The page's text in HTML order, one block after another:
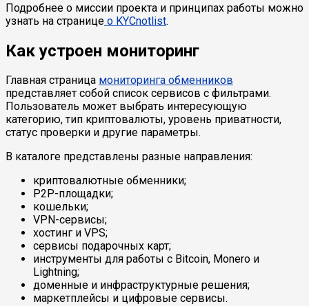
Подробнее о миссии проекта и принципах работы можно
узнать на странице о KYCnotlist.
Как устроен мониторинг
Главная страница мониторинга обменников
представляет собой список сервисов с фильтрами.
Пользователь может выбрать интересующую
категорию, тип криптовалюты, уровень приватности,
статус проверки и другие параметры.
В каталоге представлены разные направления:
криптовалютные обменники;
P2P-площадки;
кошельки;
VPN-сервисы;
хостинг и VPS;
сервисы подарочных карт;
инструменты для работы с Bitcoin, Monero и
Lightning;
доменные и инфраструктурные решения;
маркетплейсы и цифровые сервисы.